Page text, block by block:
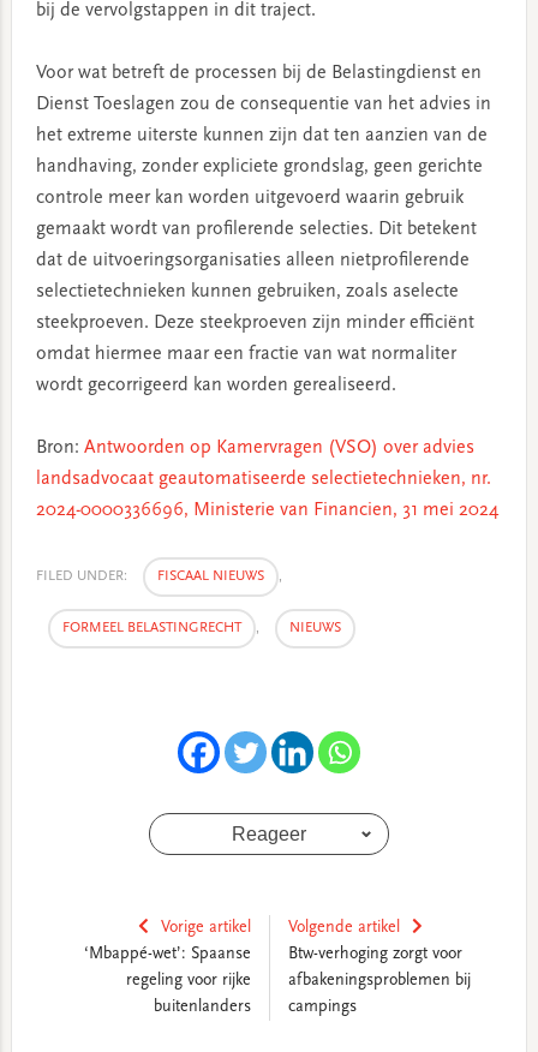
bij de vervolgstappen in dit traject.
Voor wat betreft de processen bij de Belastingdienst en
Dienst Toeslagen zou de consequentie van het advies in
het extreme uiterste kunnen zijn dat ten aanzien van de
handhaving, zonder expliciete grondslag, geen gerichte
controle meer kan worden uitgevoerd waarin gebruik
gemaakt wordt van profilerende selecties. Dit betekent
dat de uitvoeringsorganisaties alleen nietprofilerende
selectietechnieken kunnen gebruiken, zoals aselecte
steekproeven. Deze steekproeven zijn minder efficiënt
omdat hiermee maar een fractie van wat normaliter
wordt gecorrigeerd kan worden gerealiseerd.
Bron: Antwoorden op Kamervragen (VSO) over advies
landsadvocaat geautomatiseerde selectietechnieken, nr.
2024-0000336696, Ministerie van Financien, 31 mei 2024
FILED UNDER: FISCAAL NIEUWS ,
FORMEEL BELASTINGRECHT , NIEUWS
Reageer
Vorige artikel
‘Mbappé-wet’: Spaanse
regeling voor rijke
buitenlanders
Volgende artikel
Btw-verhoging zorgt voor
afbakeningsproblemen bij
campings